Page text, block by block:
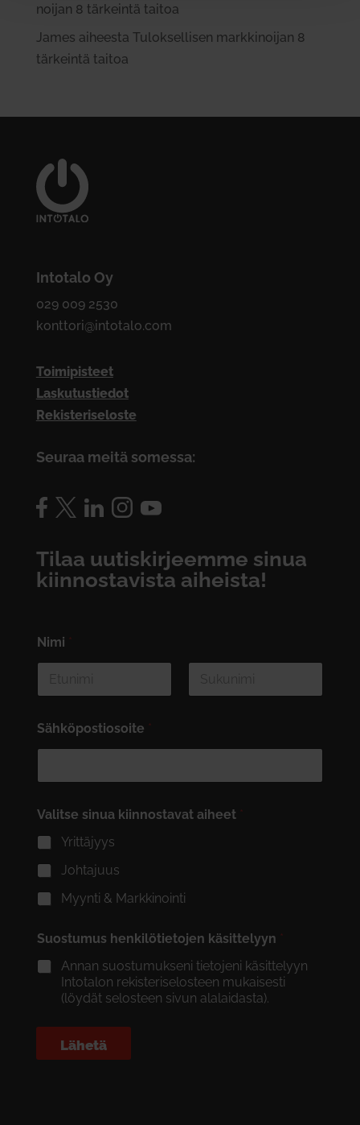
noijan 8 tär­keintä taitoa
James aiheesta Tulok­sel­lisen mark­ki­noijan 8
tär­keintä taitoa
Intotalo Oy
029 009 2530
konttori@intotalo.com
Toimipisteet
Laskutustiedot
Rekisteriseloste
Seuraa meitä somessa:
Tilaa uutiskirjeemme sinua
kiinnostavista aiheista!
Nimi *
Sähköpostiosoite *
Valitse sinua kiinnostavat aiheet *
Yrittäjyys
Johtajuus
Myynti & Markkinointi
Suostumus henkilötietojen käsittelyyn *
Annan suostumukseni tietojeni käsittelyyn
Intotalon rekisteriselosteen mukaisesti
(löydät selosteen sivun alalaidasta).
Lähetä